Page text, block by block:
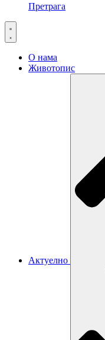
Претрага
О нама
Животопис
Актуелно